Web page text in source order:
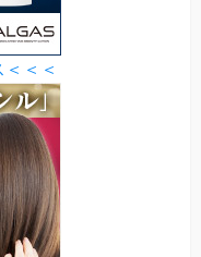
＜＜